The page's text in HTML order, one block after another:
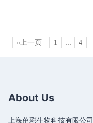
«上一页 1 ... 4
About Us
上海茁彩生物科技有限公